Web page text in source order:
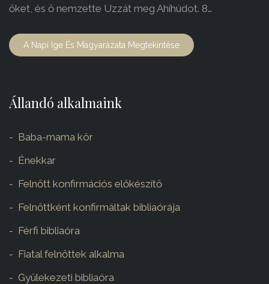
őket, és ő nemzette Uzzát meg Ahíhúdot. 8…
A Napi Ige És Magyarázata Megtekintése
Állandó alkalmaink
Baba-mama kör
Énekkar
Felnőtt konfirmációs előkészítő
Felnőttként konfirmáltak bibliaórája
Férfi bibliaóra
Fiatal felnőttek alkalma
Gyülekezeti bibliaóra